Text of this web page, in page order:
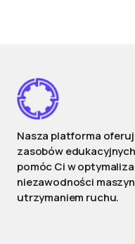
Nasza platforma
zasobów
pomóc Ci w
niezawodności
utrzymaniem ruchu.